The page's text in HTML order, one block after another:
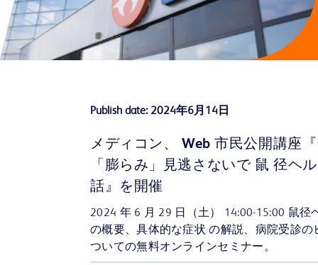
Publish date: 2024年6月14日
メディコン、 Web 市民公開講座
「膨らみ」見逃さないで 鼠 径ヘ
話』を開催
2024 年 6 月 29 日（土） 14:00-15:00 鼠径
の概要、具体的な症状 の解説、病院受診の
ついての無料オンラインセミナー。